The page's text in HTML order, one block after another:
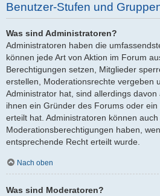
Benutzer-Stufen und
Was sind Administratoren?
Administratoren haben die
können jede Art von Aktion im Forum
Berechtigungen setzen, Mitglieder
erstellen, Moderationsrechte vergeben
Administrator hat, sind allerdings
ihnen ein Gründer des Forums oder
erteilt hat. Administratoren können auch
Moderationsberechtigungen haben,
entsprechende Recht erteilt wurde.
Nach oben
Was sind Moderatoren?